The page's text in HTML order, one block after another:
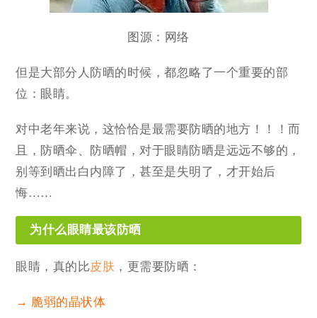
图源：网络
但是大部分人防晒的时候，都忽略了一个重要的部
位：眼睛。
对中老年来说，这恰恰是最需要防晒的地方！！！而
且，防晒伞、防晒帽，对于眼睛防晒是远远不够的，
别等到晒出白内障了，甚至是失明了，才开始后
悔……
为什么眼睛最该防晒
眼睛，真的比皮肤 ，更需要防晒：
→ 脆弱的晶状体